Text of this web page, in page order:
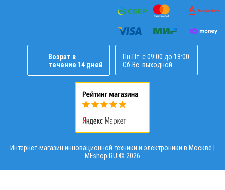
Возрат в
течение 14 дней
Пн-Пт: с 09:00 до 18:00
Сб-Вс: выходной
Интернет-магазин инновационной техники и электроники в Москве |
MFshop.RU © 2026